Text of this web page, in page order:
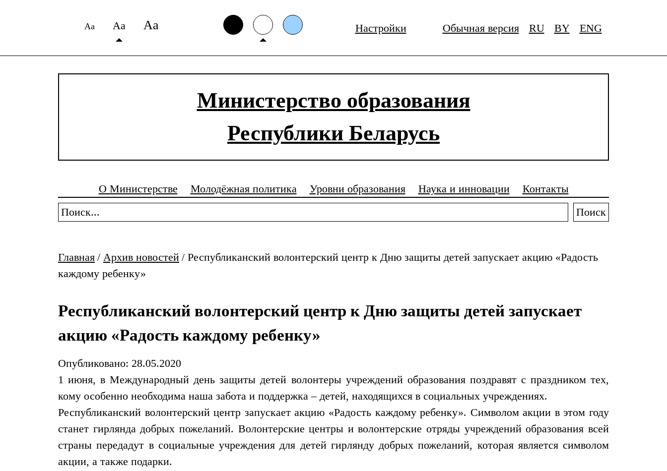
Аа Аа Аа Настройки Обычная версия RU BY ENG
Министерство образования
Республики Беларусь
О Министерстве Молодёжная политика Уровни образования Наука и инновации
Контакты
Поиск
Главная / Архив новостей / Республиканский волонтерский центр к Дню защиты детей запускает акцию «Радость
каждому ребенку»
Республиканский волонтерский центр к Дню защиты детей запускает
акцию «Радость каждому ребенку»
Опубликовано: 28.05.2020
1 июня, в Международный день защиты детей волонтеры учреждений образования поздравят с праздником тех,
кому особенно необходима наша забота и поддержка – детей, находящихся в социальных учреждениях.
Республиканский волонтерский центр запускает акцию «Радость каждому ребенку». Символом акции в этом году
станет гирлянда добрых пожеланий. Волонтерские центры и волонтерские отряды учреждений образования всей
страны передадут в социальные учреждения для детей гирлянду добрых пожеланий, которая является символом
акции, а также подарки.